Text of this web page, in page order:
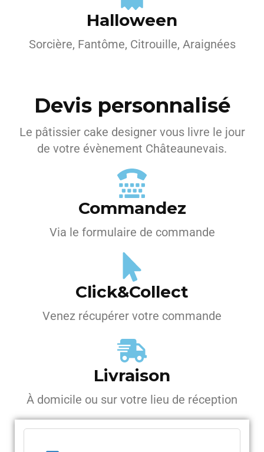
Halloween
Sorcière, Fantôme, Citrouille, Araignées
Devis personnalisé
Le pâtissier cake designer vous livre le jour
de votre évènement Châteaunevais.
Commandez
Via le formulaire de commande
Click&Collect
Venez récupérer votre commande
Livraison
À domicile ou sur votre lieu de réception